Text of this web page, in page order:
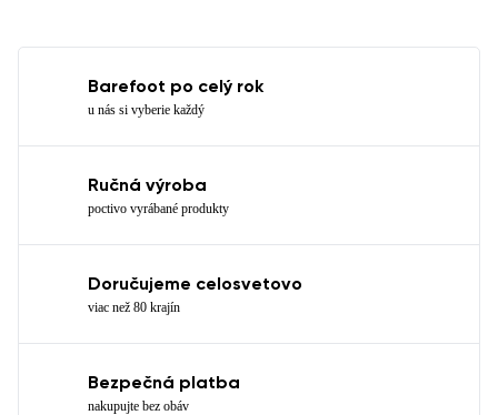
Barefoot po celý rok
u nás si vyberie každý
Ručná výroba
poctivo vyrábané produkty
Doručujeme celosvetovo
viac než 80 krajín
Bezpečná platba
nakupujte bez obáv